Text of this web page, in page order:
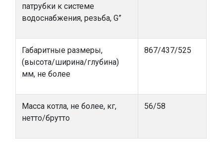
патрубки к системе
водоснабжения, резьба, G”
Габаритные размеры,
(высота/ширина/глубина)
мм, не более
867/437/525
Масса котла, не более, кг,
нетто/брутто
56/58